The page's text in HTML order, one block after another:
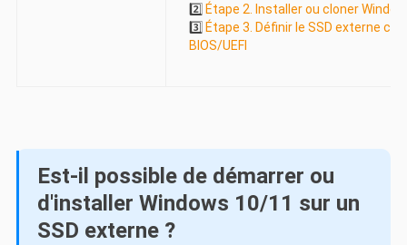
2️⃣ Étape 2. Installer ou cloner
3️⃣ Étape 3. Définir le SSD externe
BIOS/UEFI
Est-il possible de démarrer ou
d'installer Windows 10/11 sur un
SSD externe ?